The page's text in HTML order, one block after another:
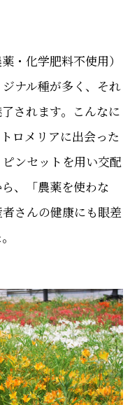
・化学肥料不使用）
ナル種が多く、それ
されます。こんなに
ロメリアに出会った
ンセットを用い交配
、「農薬を使わな
さんの健康にも眼差